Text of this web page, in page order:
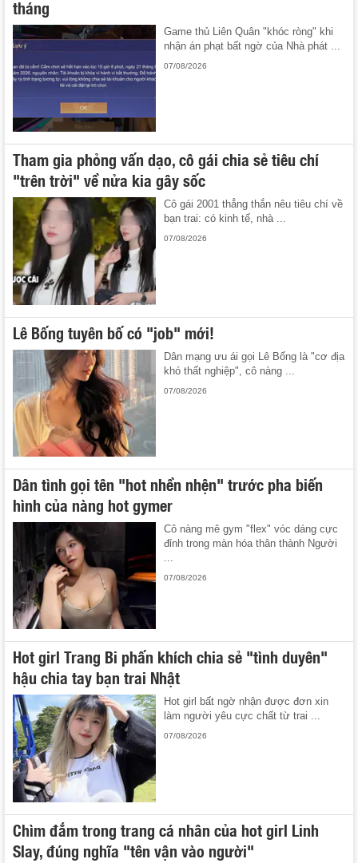
tháng
Game thủ Liên Quân "khóc ròng" khi
nhận án phạt bất ngờ của Nhà phát ...
07/08/2026
Tham gia phỏng vấn dạo, cô gái chia sẻ tiêu chí
"trên trời" về nửa kia gây sốc
Cô gái 2001 thẳng thắn nêu tiêu chí về
bạn trai: có kinh tế, nhà ...
07/08/2026
Lê Bống tuyên bố có "job" mới!
Dân mạng ưu ái gọi Lê Bống là "cơ địa
khó thất nghiệp", cô nàng ...
07/08/2026
Dân tình gọi tên "hot nhền nhện" trước pha biến
hình của nàng hot gymer
Cô nàng mê gym "flex" vóc dáng cực
đỉnh trong màn hóa thân thành Người
07/08/2026
Hot girl Trang Bi phấn khích chia sẻ "tình duyên"
hậu chia tay bạn trai Nhật
Hot girl bất ngờ nhận được đơn xin
làm người yêu cực chất từ trai ...
07/08/2026
Chìm đắm trong trang cá nhân của hot girl Linh
Slay, đúng nghĩa "tên vận vào người"